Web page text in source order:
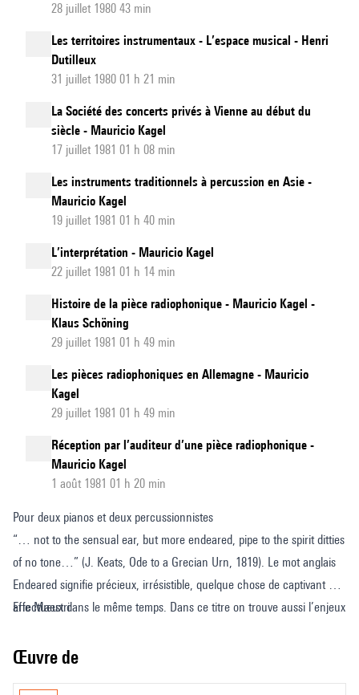
28 juillet 1980 43 min
Les territoires instrumentaux - L’espace musical - Henri
Dutilleux
31 juillet 1980 01 h 21 min
La Société des concerts privés à Vienne au début du
siècle - Mauricio Kagel
17 juillet 1981 01 h 08 min
Les instruments traditionnels à percussion en Asie -
Mauricio Kagel
19 juillet 1981 01 h 40 min
L’interprétation - Mauricio Kagel
22 juillet 1981 01 h 14 min
Histoire de la pièce radiophonique - Mauricio Kagel -
Klaus Schöning
29 juillet 1981 01 h 49 min
Les pièces radiophoniques en Allemagne - Mauricio
Kagel
29 juillet 1981 01 h 49 min
Réception par l’auditeur d’une pièce radiophonique -
Mauricio Kagel
1 août 1981 01 h 20 min
Pour deux pianos et deux percussionnistes
“… not to the sensual ear, but more endeared, pipe to the spirit ditties
of no tone…” (J. Keats, Ode to a Grecian Urn, 1819). Le mot anglais
Endeared signifie précieux, irrésistible, quelque chose de captivant et
affectueux dans le même temps. Dans ce titre on trouve aussi l’enjeux
cet ensemble d’adjectifs ne soit pas un effect d’un discours musical
Eric Maestri
Œuvre de